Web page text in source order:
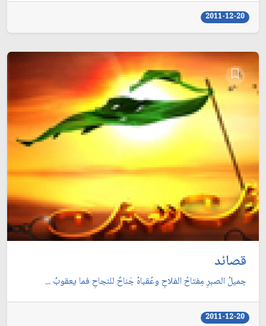
2011-12-20
قصائد
جميلُ الصبرِ مِفتاحُ الفلاحِ وعُقباهُ جَناحٌ للنجاحِ فما يعقوبُ ...
2011-12-20